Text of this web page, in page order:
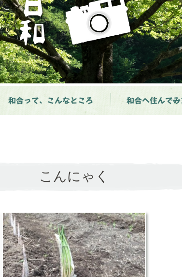
和合って、こんなところ 和合へ住んで
こんにゃく